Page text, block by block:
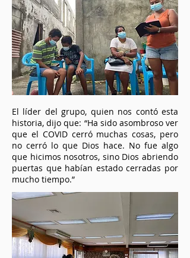
El líder del grupo, quien nos contó esta
historia, dijo que: “Ha sido asombroso ver
que el COVID cerró muchas cosas, pero
no cerró lo que Dios hace. No fue algo
que hicimos nosotros, sino Dios abriendo
puertas que habían estado cerradas por
mucho tiempo.”